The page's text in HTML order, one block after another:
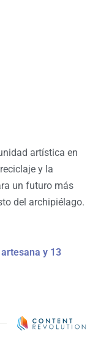
artística en
y la
un futuro más
del archipiélago.
y 13